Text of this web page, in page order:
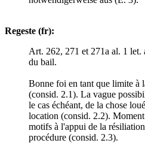
Regeste (fr):
Art. 262, 271 et 271a al. 1
du bail.
Bonne foi en tant que limite à
(consid. 2.1). La vague
le cas échéant, de la chose
location (consid. 2.2).
motifs à l'appui de la
procédure (consid. 2.3).